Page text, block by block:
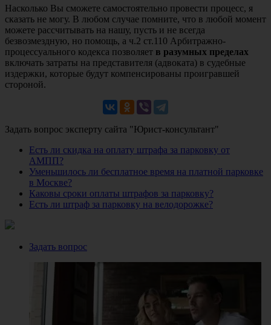
Насколько Вы сможете самостоятельно провести процесс, я
сказать не могу. В любом случае помните, что в любой момент
можете рассчитывать на нашу, пусть и не всегда
безвозмездную, но помощь, а ч.2 ст.110 Арбитражно-
процессуального кодекса позволяет в разумных пределах
включать затраты на представителя (адвоката) в судебные
издержки, которые будут компенсированы проигравшей
стороной.
Задать вопрос эксперту сайта "Юрист-консультант"
Есть ли скидка на оплату штрафа за парковку от
АМПП?
Уменьшилось ли бесплатное время на платной парковке
в Москве?
Каковы сроки оплаты штрафов за парковку?
Есть ли штраф за парковку на велодорожке?
Задать вопрос